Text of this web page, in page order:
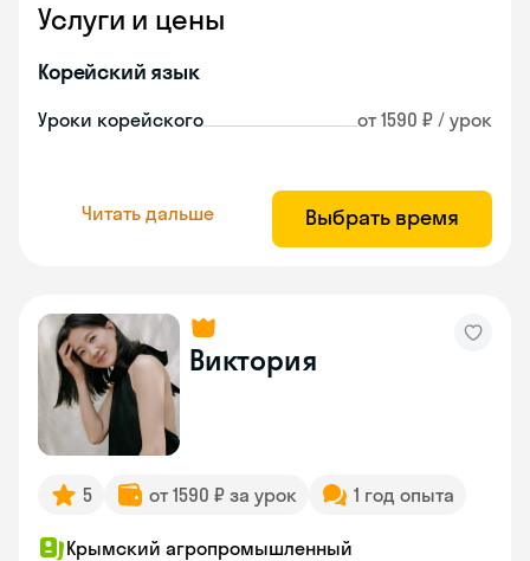
Услуги и цены
Корейский язык
Уроки корейского от 1590 ₽ / урок
Читать дальше Выбрать время
Виктория
5 от 1590 ₽ за урок 1 год опыта
Крымский агропромышленный